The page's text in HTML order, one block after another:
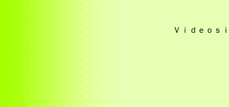
Ｖｉｄｅｏｓ